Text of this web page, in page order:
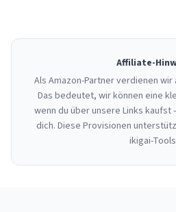
Affiliate-
Als Amazon-Partner verdienen
Das bedeutet, wir können eine
wenn du über unsere Links
dich. Diese Provisionen
ikigai-